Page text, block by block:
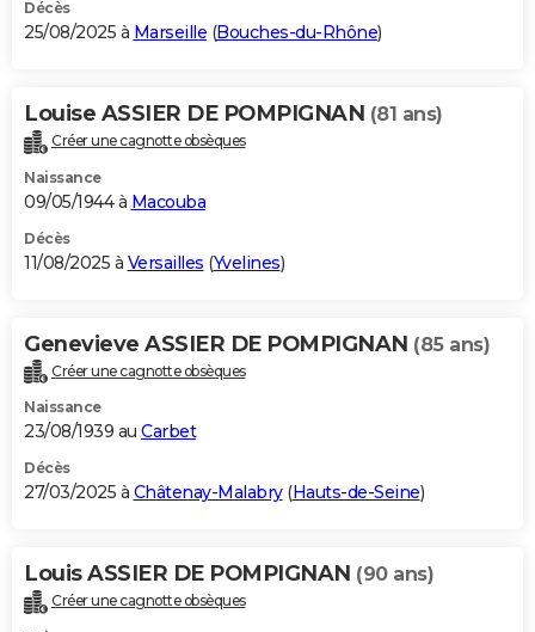
Décès
25/08/2025 à Marseille (Bouches-du-Rhône)
Louise ASSIER DE POMPIGNAN (81 ans)
Créer une cagnotte obsèques
Naissance
09/05/1944 à Macouba
Décès
11/08/2025 à Versailles (Yvelines)
Genevieve ASSIER DE POMPIGNAN (85 ans)
Créer une cagnotte obsèques
Naissance
23/08/1939 au Carbet
Décès
27/03/2025 à Châtenay-Malabry(Hauts-de-Seine)
Louis ASSIER DE POMPIGNAN (90 ans)
Créer une cagnotte obsèques